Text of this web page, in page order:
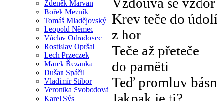
Zdeněk Marvan
Bořek Mezník
Tomáš Mladějovský
Leopold Němec
Václav Odradovec
Rostislav Opršal
Lech Przeczek
Marek Řezanka
Dušan Spáčil
Vladimír Stibor
Veronika Svobodová
Karel Sýs
Krev teče do údolí
z hor
Teče až přeteče
do paměti
Teď promluv